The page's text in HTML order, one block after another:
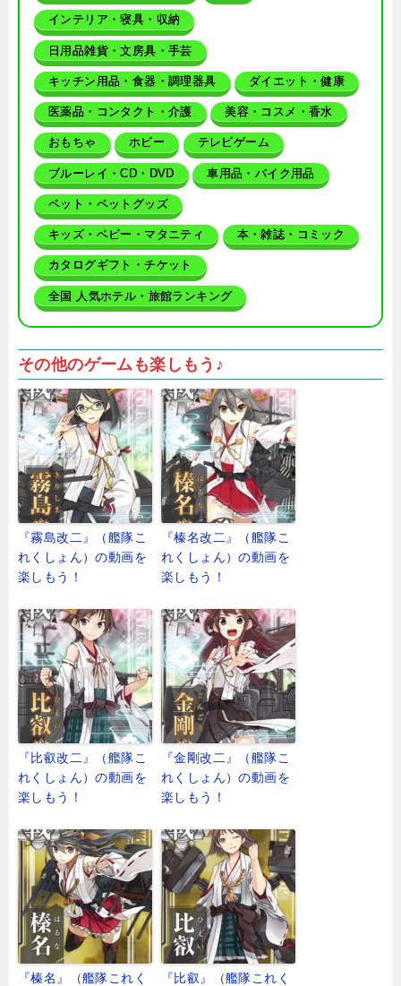
インテリア・寝具・収納
日用品雑貨・文房具・手芸
キッチン用品・食器・調理器具 ダイエット・健康
医薬品・コンタクト・介護 美容・コスメ・香水
おもちゃ ホビー テレビゲーム
ブルーレイ・CD・DVD 車用品・バイク用品
ペット・ペットグッズ
キッズ・ベビー・マタニティ 本・雑誌・コミック
カタログギフト・チケット
全国 人気ホテル・旅館ランキング
その他のゲームも楽しもう♪
『霧島改二』（艦隊こ
れくしょん）の動画を
楽しもう！
『榛名改二』（艦隊こ
れくしょん）の動画を
楽しもう！
『比叡改二』（艦隊こ
れくしょん）の動画を
楽しもう！
『金剛改二』（艦隊こ
れくしょん）の動画を
楽しもう！
『榛名』（艦隊これく
『比叡』（艦隊これく